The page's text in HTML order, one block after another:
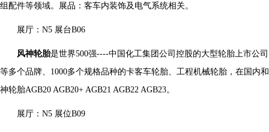
组配件等领域。展品：客车内装饰及电气系统相关。
展厅：N5 展台B06
风神轮胎是世界500强----中国化工集团公司控股的大型轮胎上市公
等多个品牌、1000多个规格品种的卡客车轮胎、工程机械轮胎，在国内
神轮胎AGB20 AGB20+ AGB21 AGB22 AGB23。
展厅：N5 展位B09